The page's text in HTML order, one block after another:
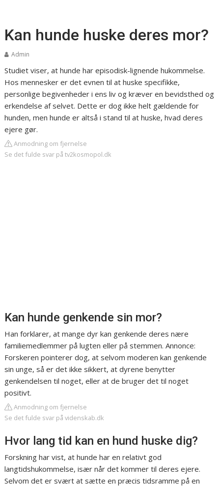
Kan hunde huske deres mor?
Admin
Studiet viser, at hunde har episodisk-lignende hukommelse.
Hos mennesker er det evnen til at huske specifikke,
personlige begivenheder i ens liv og kræver en bevidsthed og
erkendelse af selvet. Dette er dog ikke helt gældende for
hunden, men hunde er altså i stand til at huske, hvad deres
ejere gør.
Anmodning om fjernelse
Se det fulde svar på tv2kosmopol.dk
Kan hunde genkende sin mor?
Han forklarer, at mange dyr kan genkende deres nære
familiemedlemmer på lugten eller på stemmen. Annonce:
Forskeren pointerer dog, at selvom moderen kan genkende
sin unge, så er det ikke sikkert, at dyrene benytter
genkendelsen til noget, eller at de bruger det til noget
positivt.
Anmodning om fjernelse
Se det fulde svar på videnskab.dk
Hvor lang tid kan en hund huske dig?
Forskning har vist, at hunde har en relativt god
langtidshukommelse, især når det kommer til deres ejere.
Selvom det er svært at sætte en præcis tidsramme på en